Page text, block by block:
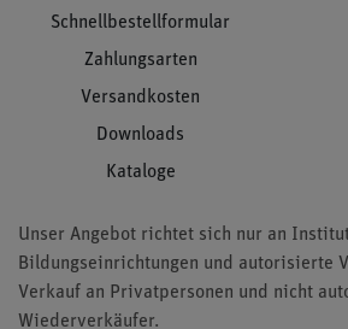
Schnellbestellformular
Zahlungsarten
Versandkosten
Downloads
Kataloge
Unser Angebot richtet sich nur an
Bildungseinrichtungen und autorisierte
Verkauf an Privatpersonen und nicht
Wiederverkäufer.